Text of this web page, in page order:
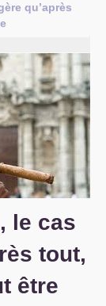
qu’après
le cas
tout,
être